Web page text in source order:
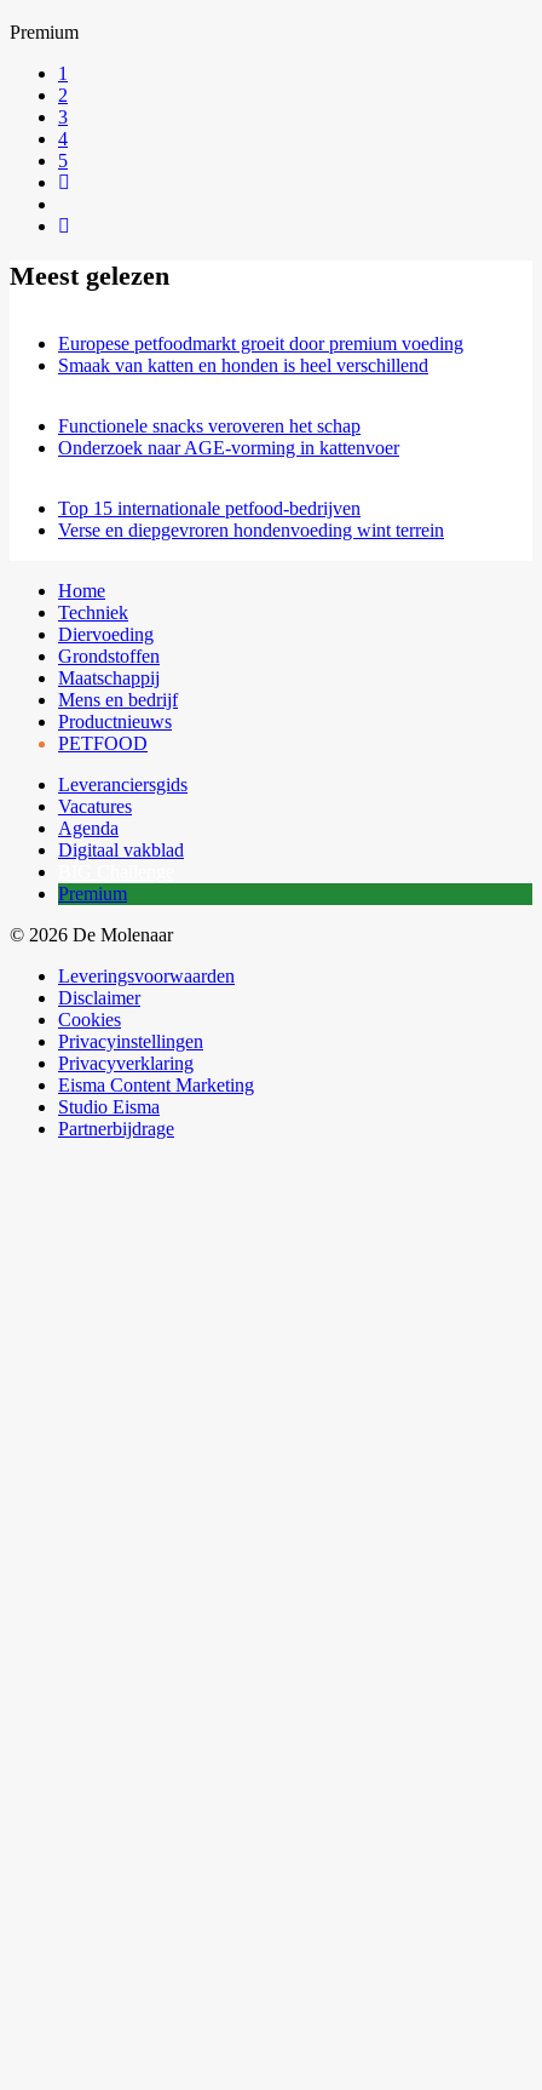
Premium
1
2
3
4
5
Meest gelezen
Europese petfoodmarkt groeit door premium voeding
Smaak van katten en honden is heel verschillend
Functionele snacks veroveren het schap
Onderzoek naar AGE-vorming in kattenvoer
Top 15 internationale petfood-bedrijven
Verse en diepgevroren hondenvoeding wint terrein
Home
Techniek
Diervoeding
Grondstoffen
Maatschappij
Mens en bedrijf
Productnieuws
PETFOOD
Leveranciersgids
Vacatures
Agenda
Digitaal vakblad
Premium
© 2026 De Molenaar
Leveringsvoorwaarden
Disclaimer
Cookies
Privacyinstellingen
Privacyverklaring
Eisma Content Marketing
Studio Eisma
Partnerbijdrage